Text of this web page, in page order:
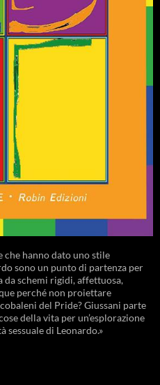
che hanno dato uno stile
sono un punto di partenza per
da schemi rigidi, affettuosa,
perché non proiettare
del Pride? Giussani parte
della vita per un’esplorazione
sessuale di Leonardo.»